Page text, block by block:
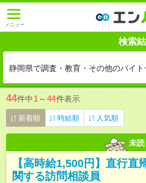
メニュー
検索
静岡県で調査・教育・その他のバイト
44件中1 ～ 44件表示
新着順 時給順 人気順
未読
【高時給1,500円】直行
関する訪問相談員